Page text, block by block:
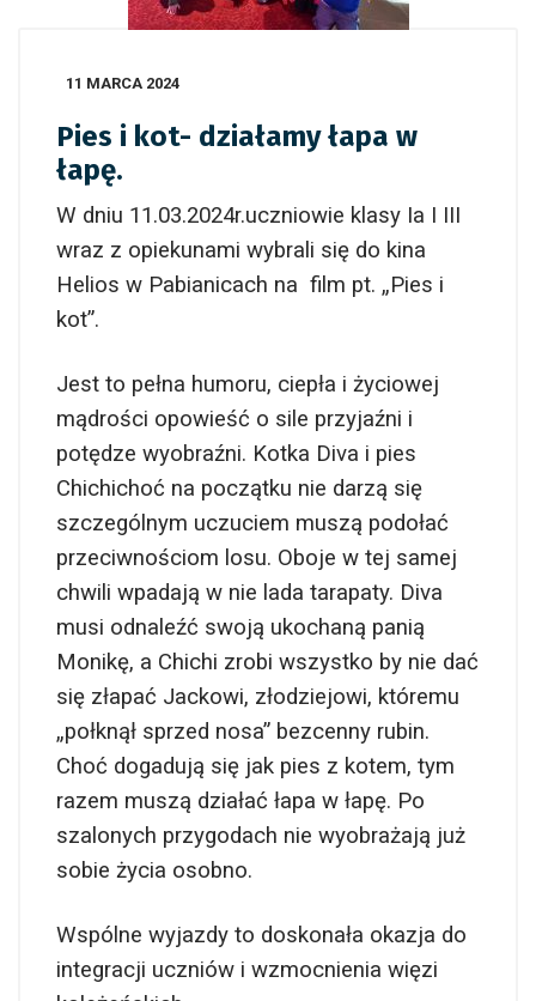
11 MARCA 2024
Pies i kot- działamy łapa w
łapę.
W dniu 11.03.2024r.uczniowie klasy Ia I III
wraz z opiekunami wybrali się do kina
Helios w Pabianicach na film pt. „Pies i
kot”.
Jest to pełna humoru, ciepła i życiowej
mądrości opowieść o sile przyjaźni i
potędze wyobraźni. Kotka Diva i pies
Chichichoć na początku nie darzą się
szczególnym uczuciem muszą podołać
przeciwnościom losu. Oboje w tej samej
chwili wpadają w nie lada tarapaty. Diva
musi odnaleźć swoją ukochaną panią
Monikę, a Chichi zrobi wszystko by nie dać
się złapać Jackowi, złodziejowi, któremu
„połknął sprzed nosa” bezcenny rubin.
Choć dogadują się jak pies z kotem, tym
razem muszą działać łapa w łapę. Po
szalonych przygodach nie wyobrażają już
sobie życia osobno.
Wspólne wyjazdy to doskonała okazja do
integracji uczniów i wzmocnienia więzi